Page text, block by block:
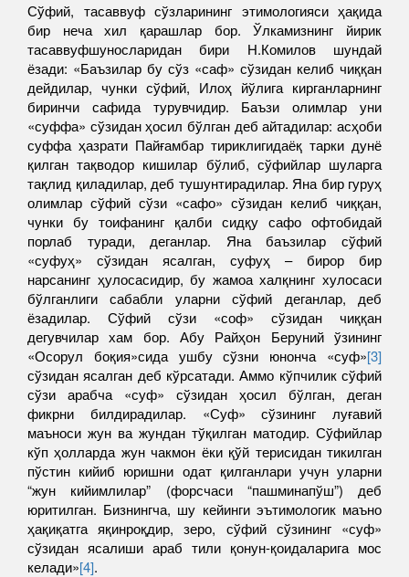
Сўфий, тасаввуф сўзларининг этимологияси ҳақида
бир неча хил қарашлар бор. Ўлкамизнинг йирик
тасаввуфшуносларидан бири Н.Комилов шундай
ёзади: «Баъзилар бу сўз «саф» сўзидан келиб чиққан
дейдилар, чунки сўфий, Илоҳ йўлига кирганларнинг
биринчи сафида турувчидир. Баъзи олимлар уни
«суффа» сўзидан ҳосил бўлган деб айтадилар: асҳоби
суффа ҳазрати Пайғамбар тириклигидаёқ тарки дунё
қилган тақводор кишилар бўлиб, сўфийлар шуларга
тақлид қиладилар, деб тушунтирадилар. Яна бир гуруҳ
олимлар сўфий сўзи «сафо» сўзидан келиб чиққан,
чунки бу тоифанинг қалби сидқу сафо офтобидай
порлаб туради, деганлар. Яна баъзилар сўфий
«суфуҳ» сўзидан ясалган, суфуҳ – бирор бир
нарсанинг ҳулосасидир, бу жамоа халқнинг хулосаси
бўлганлиги сабабли уларни сўфий деганлар, деб
ёзадилар. Сўфий сўзи «соф» сўзидан чиққан
дегувчилар хам бор. Абу Райҳон Беруний ўзининг
«Осорул боқия»сида ушбу сўзни юнонча «суф»[3]
сўзидан ясалган деб кўрсатади. Аммо кўпчилик сўфий
сўзи арабча «суф» сўзидан ҳосил бўлган, деган
фикрни билдирадилар. «Суф» сўзининг луғавий
маъноси жун ва жундан тўқилган матодир. Сўфийлар
кўп ҳолларда жун чакмон ёки қўй терисидан тикилган
пўстин кийиб юришни одат қилганлари учун уларни
“жун кийимлилар” (форсчаси “пашминапўш”) деб
юритилган. Бизнингча, шу кейинги эътимологик маъно
ҳақиқатга яқинроқдир, зеро, сўфий сўзининг «суф»
сўзидан ясалиши араб тили қонун-қоидаларига мос
келади»[4].